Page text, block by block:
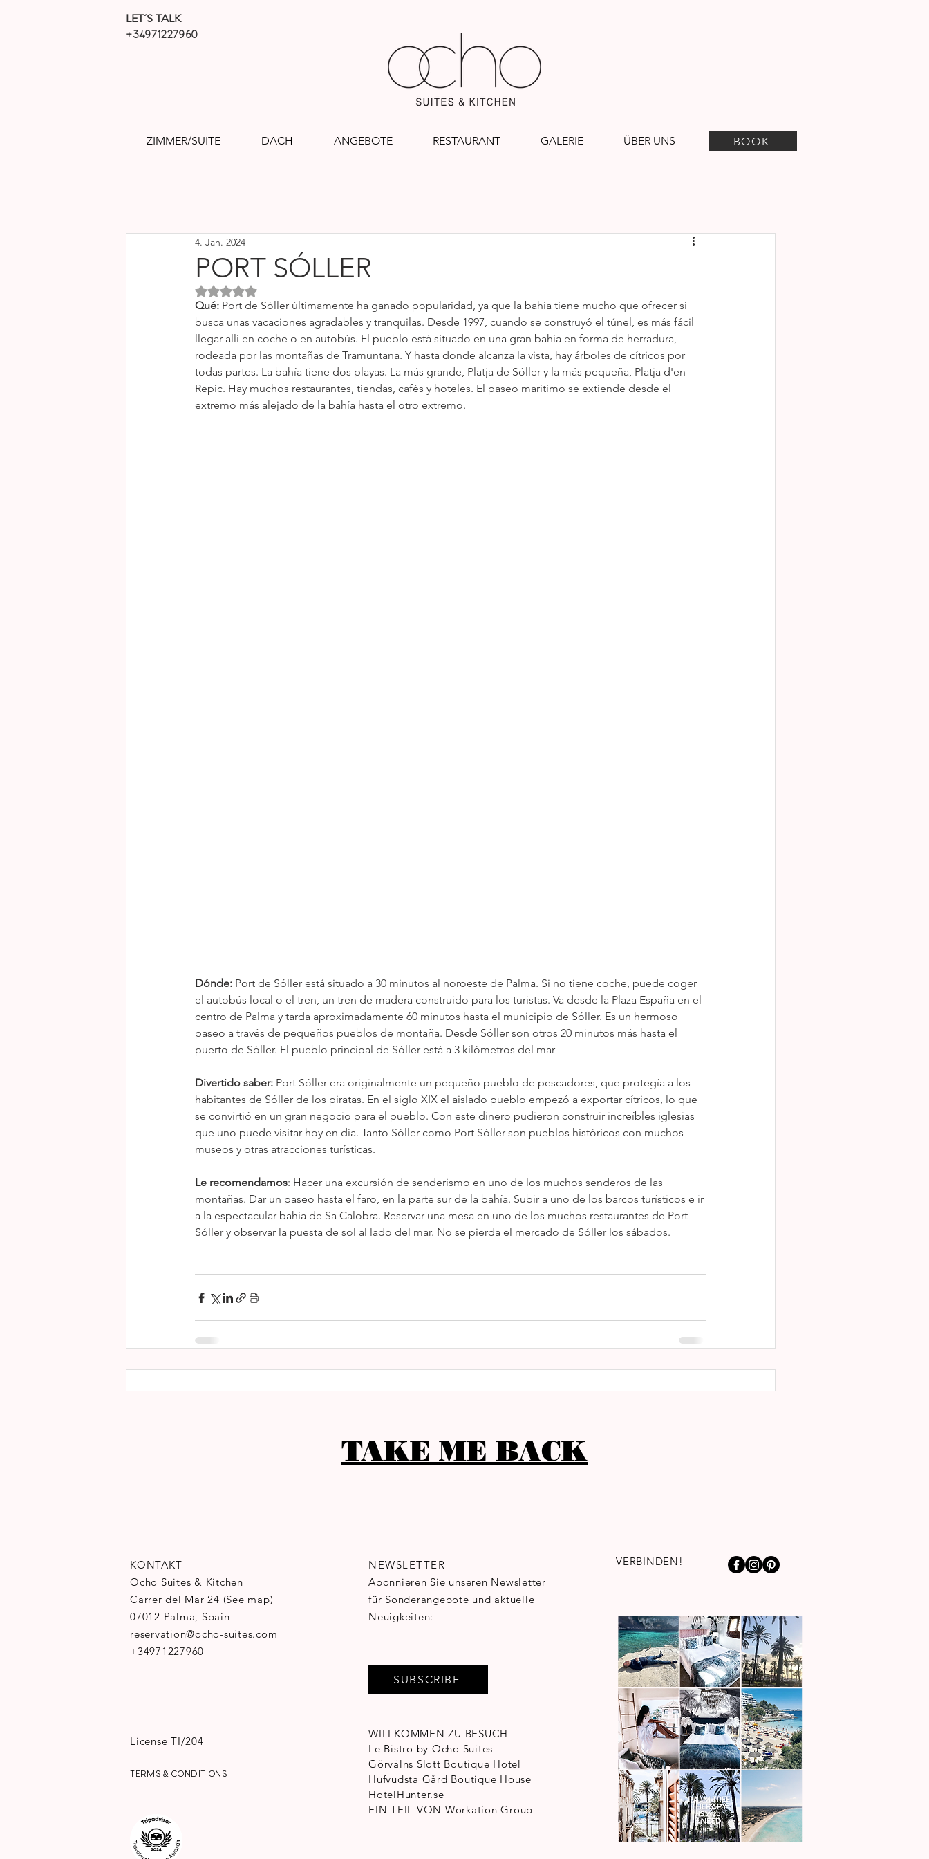
LET´S TALK
+34971227960
ZIMMER/SUITE DACH ANGEBOTE RESTAURANT GALERIE ÜBER UNS BOOK
PORT SÓLLER
4. Jan. 2024
Mit NaN von 5 Sternen bewertet.
Qué: Port de Sóller últimamente ha ganado popularidad, ya que la bahía tiene mucho que ofrecer si
busca unas vacaciones agradables y tranquilas. Desde 1997, cuando se construyó el túnel, es más fácil
llegar allí en coche o en autobús. El pueblo está situado en una gran bahía en forma de herradura,
rodeada por las montañas de Tramuntana. Y hasta donde alcanza la vista, hay árboles de cítricos por
todas partes. La bahía tiene dos playas. La más grande, Platja de Sóller y la más pequeña, Platja d'en
Repic. Hay muchos restaurantes, tiendas, cafés y hoteles. El paseo marítimo se extiende desde el
extremo más alejado de la bahía hasta el otro extremo.
Dónde: Port de Sóller está situado a 30 minutos al noroeste de Palma. Si no tiene coche, puede coger
el autobús local o el tren, un tren de madera construido para los turistas. Va desde la Plaza España en el
centro de Palma y tarda aproximadamente 60 minutos hasta el municipio de Sóller. Es un hermoso
paseo a través de pequeños pueblos de montaña. Desde Sóller son otros 20 minutos más hasta el
puerto de Sóller. El pueblo principal de Sóller está a 3 kilómetros del mar
Divertido saber: Port Sóller era originalmente un pequeño pueblo de pescadores, que protegía a los
habitantes de Sóller de los piratas. En el siglo XIX el aislado pueblo empezó a exportar cítricos, lo que
se convirtió en un gran negocio para el pueblo. Con este dinero pudieron construir increíbles iglesias
que uno puede visitar hoy en día. Tanto Sóller como Port Sóller son pueblos históricos con muchos
museos y otras atracciones turísticas.
Le recomendamos: Hacer una excursión de senderismo en uno de los muchos senderos de las
montañas. Dar un paseo hasta el faro, en la parte sur de la bahía. Subir a uno de los barcos turísticos e ir
a la espectacular bahía de Sa Calobra. Reservar una mesa en uno de los muchos restaurantes de Port
Sóller y observar la puesta de sol al lado del mar. No se pierda el mercado de Sóller los sábados.
TAKE ME BACK
KONTAKT
Ocho Suites & Kitchen
Carrer del Mar 24 (See map)
07012 Palma, Spain
reservation@ocho-suites.com
+34971227960
License TI/204
TERMS & CONDITIONS
NEWSLETTER
Abonnieren Sie unseren Newsletter
für Sonderangebote und aktuelle
Neuigkeiten:
SUBSCRIBE
WILLKOMMEN ZU BESUCH
Le Bistro by Ocho Suites
Görvälns Slott Boutique Hotel
Hufvudsta Gård Boutique House
HotelHunter.se
EIN TEIL VON Workation Group
VERBINDEN!